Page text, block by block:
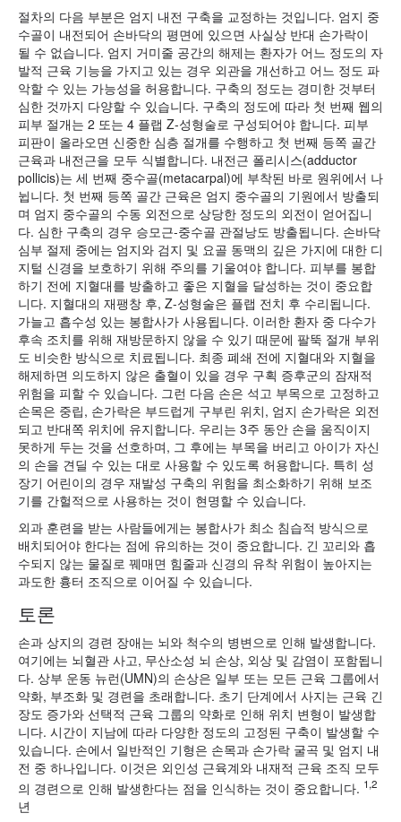
절차의 다음 부분은 엄지 내전 구축을 교정하는 것입니다. 엄지 중
수골이 내전되어 손바닥의 평면에 있으면 사실상 반대 손가락이
될 수 없습니다. 엄지 거미줄 공간의 해제는 환자가 어느 정도의 자
발적 근육 기능을 가지고 있는 경우 외관을 개선하고 어느 정도 파
악할 수 있는 가능성을 허용합니다. 구축의 정도는 경미한 것부터
심한 것까지 다양할 수 있습니다. 구축의 정도에 따라 첫 번째 웹의
피부 절개는 2 또는 4 플랩 Z-성형술로 구성되어야 합니다. 피부
피판이 올라오면 신중한 심층 절개를 수행하고 첫 번째 등쪽 골간
근육과 내전근을 모두 식별합니다. 내전근 폴리시스(adductor
pollicis)는 세 번째 중수골(metacarpal)에 부착된 바로 원위에서 나
뉩니다. 첫 번째 등쪽 골간 근육은 엄지 중수골의 기원에서 방출되
며 엄지 중수골의 수동 외전으로 상당한 정도의 외전이 얻어집니
다. 심한 구축의 경우 승모근-중수골 관절낭도 방출됩니다. 손바닥
심부 절제 중에는 엄지와 검지 및 요골 동맥의 깊은 가지에 대한 디
지털 신경을 보호하기 위해 주의를 기울여야 합니다. 피부를 봉합
하기 전에 지혈대를 방출하고 좋은 지혈을 달성하는 것이 중요합
니다. 지혈대의 재팽창 후, Z-성형술은 플랩 전치 후 수리됩니다.
가늘고 흡수성 있는 봉합사가 사용됩니다. 이러한 환자 중 다수가
후속 조치를 위해 재방문하지 않을 수 있기 때문에 팔뚝 절개 부위
도 비슷한 방식으로 치료됩니다. 최종 폐쇄 전에 지혈대와 지혈을
해제하면 의도하지 않은 출혈이 있을 경우 구획 증후군의 잠재적
위험을 피할 수 있습니다. 그런 다음 손은 석고 부목으로 고정하고
손목은 중립, 손가락은 부드럽게 구부린 위치, 엄지 손가락은 외전
되고 반대쪽 위치에 유지합니다. 우리는 3주 동안 손을 움직이지
못하게 두는 것을 선호하며, 그 후에는 부목을 버리고 아이가 자신
의 손을 견딜 수 있는 대로 사용할 수 있도록 허용합니다. 특히 성
장기 어린이의 경우 재발성 구축의 위험을 최소화하기 위해 보조
기를 간헐적으로 사용하는 것이 현명할 수 있습니다.
외과 훈련을 받는 사람들에게는 봉합사가 최소 침습적 방식으로
배치되어야 한다는 점에 유의하는 것이 중요합니다. 긴 꼬리와 흡
수되지 않는 물질로 꿰매면 힘줄과 신경의 유착 위험이 높아지는
과도한 흉터 조직으로 이어질 수 있습니다.
토론
손과 상지의 경련 장애는 뇌와 척수의 병변으로 인해 발생합니다.
여기에는 뇌혈관 사고, 무산소성 뇌 손상, 외상 및 감염이 포함됩니
다. 상부 운동 뉴런(UMN)의 손상은 일부 또는 모든 근육 그룹에서
약화, 부조화 및 경련을 초래합니다. 초기 단계에서 사지는 근육 긴
장도 증가와 선택적 근육 그룹의 약화로 인해 위치 변형이 발생합
니다. 시간이 지남에 따라 다양한 정도의 고정된 구축이 발생할 수
있습니다. 손에서 일반적인 기형은 손목과 손가락 굴곡 및 엄지 내
전 중 하나입니다. 이것은 외인성 근육계와 내재적 근육 조직 모두
의 경련으로 인해 발생한다는 점을 인식하는 것이 중요합니다. 1,2
년